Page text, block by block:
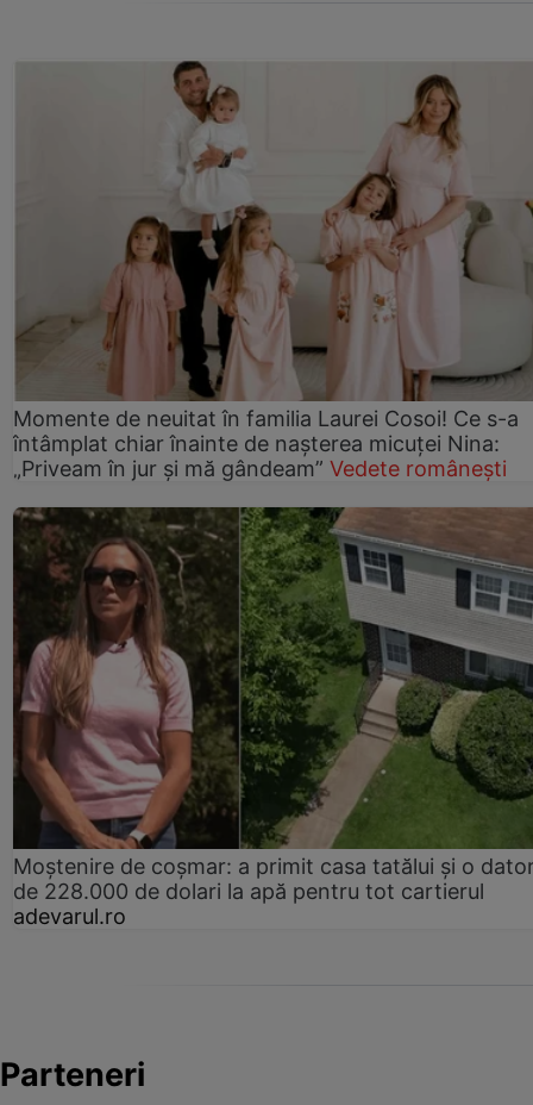
Momente de neuitat în familia Laurei Cosoi! Ce s-a
întâmplat chiar înainte de nașterea micuței Nina:
„Priveam în jur și mă gândeam” Vedete românești
Moștenire de coșmar: a primit casa tatălui și o
de 228.000 de dolari la apă pentru tot cartierul
adevarul.ro
Parteneri